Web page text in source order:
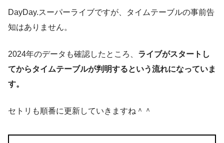
DayDay.スーパーライブですが、タイムテーブルの事前告
知はありません。
2024年のデータも確認したところ、 ライブがスタートし
てからタイムテーブルが判明するという流れになっていま
す。
セトリも順番に更新していきますね＾＾